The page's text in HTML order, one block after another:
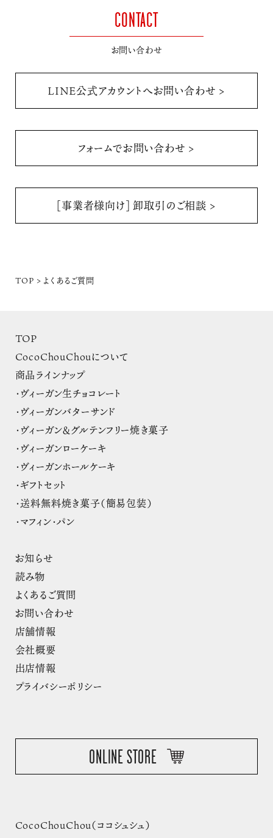
CONTACT
お問い合わせ
LINE公式アカウントへお問い合わせ >
フォームでお問い合わせ >
[事業者様向け] 卸取引のご相談 >
TOP > よくあるご質問
TOP
CocoChouChouについて
商品ラインナップ
・ヴィーガン生チョコレート
・ヴィーガンバターサンド
・ヴィーガン＆グルテンフリー焼き菓子
・ヴィーガンローケーキ
・ヴィーガンホールケーキ
・ギフトセット
・送料無料焼き菓子（簡易包装）
・マフィン・パン
お知らせ
読み物
よくあるご質問
お問い合わせ
店舗情報
会社概要
出店情報
プライバシーポリシー
ONLINE STORE
CocoChouChou（ココシュシュ）